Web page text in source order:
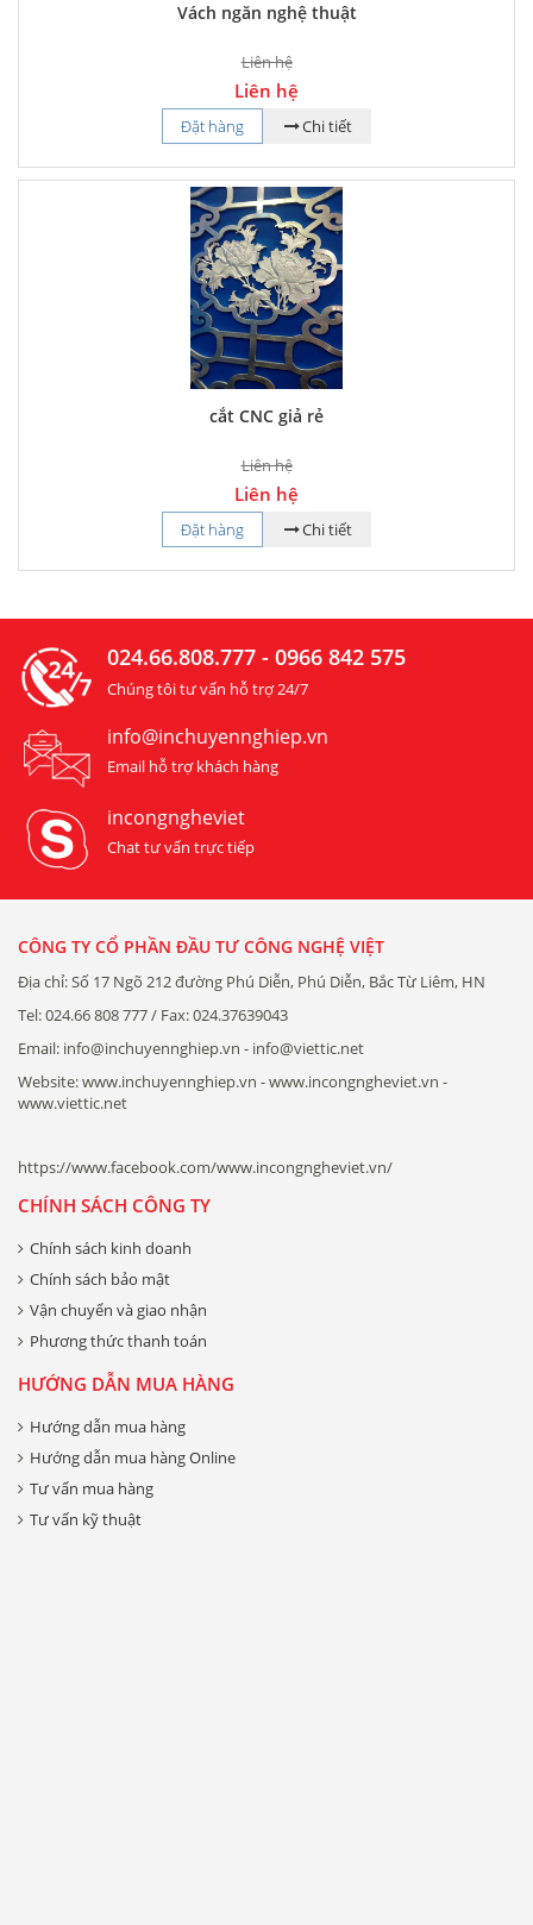
Vách ngăn nghệ thuật
Liên hệ
Liên hệ
Đặt hàng Chi tiết
cắt CNC giả rẻ
Liên hệ
Liên hệ
Đặt hàng Chi tiết
024.66.808.777 - 0966 842 575
Chúng tôi tư vấn hỗ trợ 24/7
info@inchuyennghiep.vn
Email hỗ trợ khách hàng
incongngheviet
Chat tư vấn trực tiếp
CÔNG TY CỔ PHẦN ĐẦU TƯ CÔNG NGHỆ VIỆT
Địa chỉ: Số 17 Ngõ 212 đường Phú Diễn, Phú Diễn, Bắc Từ Liêm, HN
Tel: 024.66 808 777 / Fax: 024.37639043
Email: info@inchuyennghiep.vn - info@viettic.net
Website: www.inchuyennghiep.vn - www.incongngheviet.vn -
www.viettic.net
https://www.facebook.com/www.incongngheviet.vn/
CHÍNH SÁCH CÔNG TY
Chính sách kinh doanh
Chính sách bảo mật
Vận chuyển và giao nhận
Phương thức thanh toán
HƯỚNG DẪN MUA HÀNG
Hướng dẫn mua hàng
Hướng dẫn mua hàng Online
Tư vấn mua hàng
Tư vấn kỹ thuật